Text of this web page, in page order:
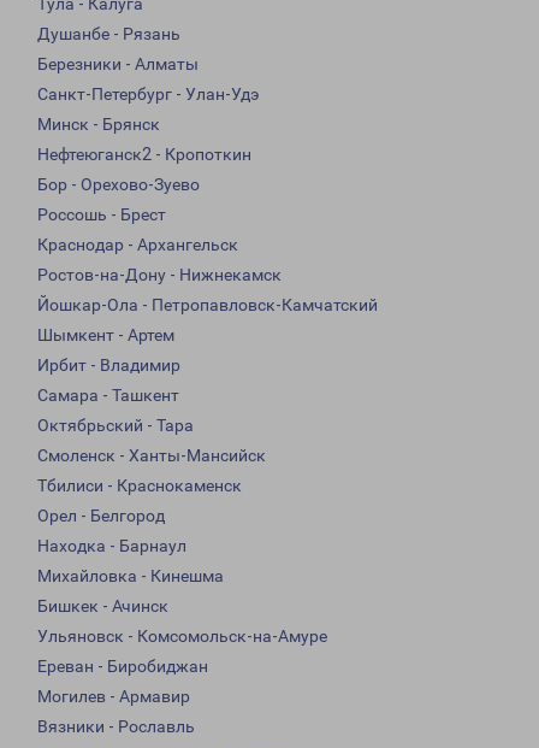
Тула - Калуга
Душанбе - Рязань
Березники - Алматы
Санкт-Петербург - Улан-Удэ
Минск - Брянск
Нефтеюганск2 - Кропоткин
Бор - Орехово-Зуево
Россошь - Брест
Краснодар - Архангельск
Ростов-на-Дону - Нижнекамск
Йошкар-Ола - Петропавловск-Камчатский
Шымкент - Артем
Ирбит - Владимир
Самара - Ташкент
Октябрьский - Тара
Смоленск - Ханты-Мансийск
Тбилиси - Краснокаменск
Орел - Белгород
Находка - Барнаул
Михайловка - Кинешма
Бишкек - Ачинск
Ульяновск - Комсомольск-на-Амуре
Ереван - Биробиджан
Могилев - Армавир
Вязники - Рославль